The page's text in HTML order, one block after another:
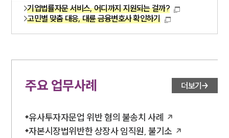
기업법률자문 서비스, 어디까지 지원되는 걸까?
고민별 맞춤 대응, 대륜 금융변호사 확인하기
주요 업무사례 더보기
유사투자자문업 위반 혐의 불송치 사례
자본시장법위반한 상장사 임직원, 불기소